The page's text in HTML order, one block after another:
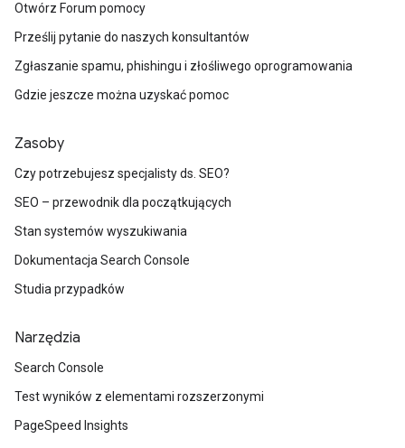
Otwórz Forum pomocy
Prześlij pytanie do naszych konsultantów
Zgłaszanie spamu, phishingu i złośliwego oprogramowania
Gdzie jeszcze można uzyskać pomoc
Zasoby
Czy potrzebujesz specjalisty ds. SEO?
SEO – przewodnik dla początkujących
Stan systemów wyszukiwania
Dokumentacja Search Console
Studia przypadków
Narzędzia
Search Console
Test wyników z elementami rozszerzonymi
PageSpeed Insights